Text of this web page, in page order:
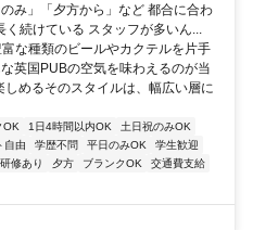
み」「夕方から」など 都合に合わ
続けている スタッフが多いん...
な種類のビールやカクテルを片手
英国PUBの空気を味わえるのが当
めるそのスタイルは、幅広い層に
OK 1日4時間以内OK
土日祝のみOK
自由 学歴不問 平日のみOK
学生歓迎
研修あり 夕方 ブランクOK
交通費支給